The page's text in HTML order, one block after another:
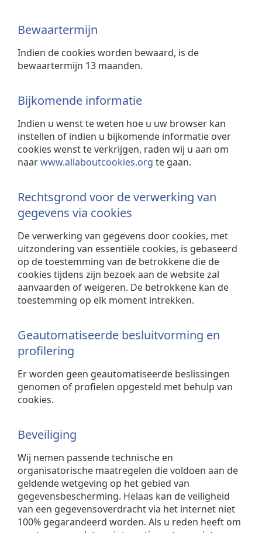
Bewaartermijn
Indien de cookies worden bewaard, is de
bewaartermijn 13 maanden.
Bijkomende informatie
Indien u wenst te weten hoe u uw browser kan
instellen of indien u bijkomende informatie over
cookies wenst te verkrijgen, raden wij u aan om
naarwww.allaboutcookies.org te gaan.
Rechtsgrond voor de verwerking van
gegevens via cookies
De verwerking van gegevens door cookies, met
uitzondering van essentiële cookies, is gebaseerd
op de toestemming van de betrokkene die de
cookies tijdens zijn bezoek aan de website zal
aanvaarden of weigeren. De betrokkene kan de
toestemming op elk moment intrekken.
Geautomatiseerde besluitvorming en
profilering
Er worden geen geautomatiseerde beslissingen
genomen of profielen opgesteld met behulp van
cookies.
Beveiliging
Wij nemen passende technische en
organisatorische maatregelen die voldoen aan de
geldende wetgeving op het gebied van
gegevensbescherming. Helaas kan de veiligheid
van een gegevensoverdracht via het internet niet
100% gegarandeerd worden. Als u reden heeft om